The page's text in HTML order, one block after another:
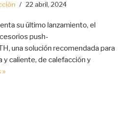
22 abril, 2024
su último lanzamiento, el
push-
una solución recomendada para
y caliente, de calefacción y
»